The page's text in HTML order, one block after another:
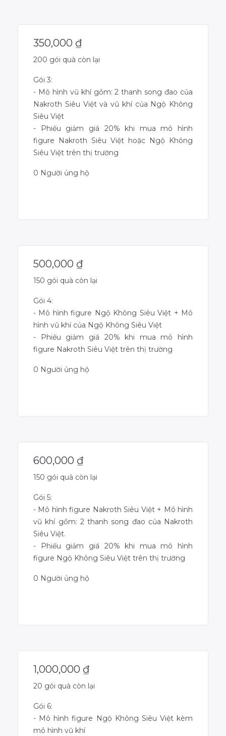
350,000 ₫
200 gói quà còn lại
Gói 3:
- Mô hình vũ khí gồm: 2 thanh song đao của
Nakroth Siêu Việt và vũ khí của Ngộ Không
Siêu Việt
- Phiếu giảm giá 20% khi mua mô hình
figure Nakroth Siêu Việt hoặc Ngộ Không
Siêu Việt trên thị trường
0 Người ủng hộ
500,000 ₫
150 gói quà còn lại
Gói 4:
- Mô hình figure Ngộ Không Siêu Việt + Mô
hình vũ khí của Ngộ Không Siêu Việt
- Phiếu giảm giá 20% khi mua mô hình
figure Nakroth Siêu Việt trên thị trường
0 Người ủng hộ
600,000 ₫
150 gói quà còn lại
Gói 5:
- Mô hình figure Nakroth Siêu Việt + Mô hình
vũ khí gồm: 2 thanh song đao của Nakroth
Siêu Việt.
- Phiếu giảm giá 20% khi mua mô hình
figure Ngộ Không Siêu Việt trên thị trường
0 Người ủng hộ
1,000,000 ₫
20 gói quà còn lại
Gói 6:
- Mô hình figure Ngộ Không Siêu Việt kèm
mô hình vũ khí